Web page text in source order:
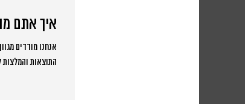
איך אתם
אנחנו מודדים
התוצאות והמלצות